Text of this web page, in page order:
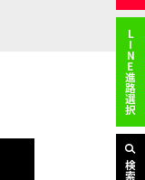
LINE進路選択
検索